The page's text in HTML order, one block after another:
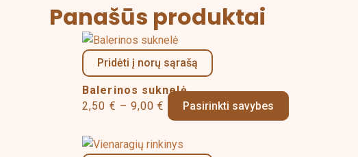
Panašūs produktai
Pridėti į norų sąrašą
Balerinos suknelė
2,50 € – 9,00€
Price
range:
2,50 €
through
9,00 €Pasirinkti savybes
multiple
Price